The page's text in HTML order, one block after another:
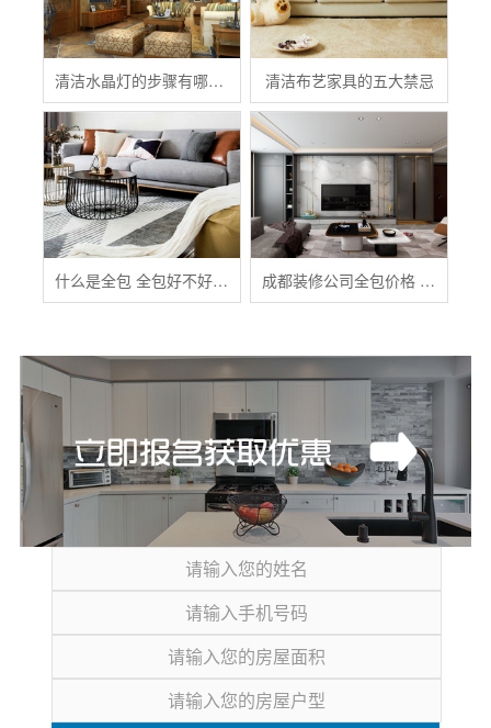
清洁水晶灯的步骤有哪些？ 清洁布艺家具的五大禁忌
什么是全包 全包好不好 全包装修注意事项有哪些 成都装修公司全包价格 成都全包装修多少钱一平